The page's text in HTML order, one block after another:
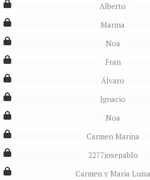
Alberto
Marina
Noa
Fran
Álvaro
Ignacio
Noa
Carmen Marina
2277josepablo
Carmen y Maria Luisa